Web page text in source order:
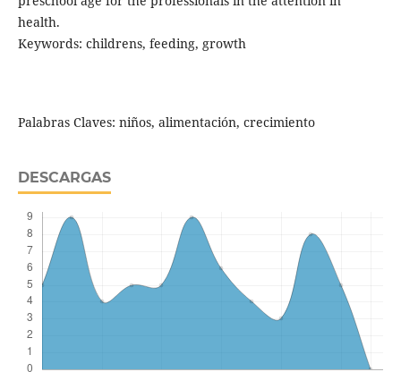
health.
Keywords: childrens, feeding, growth
Palabras Claves: niños, alimentación, crecimiento
DESCARGAS